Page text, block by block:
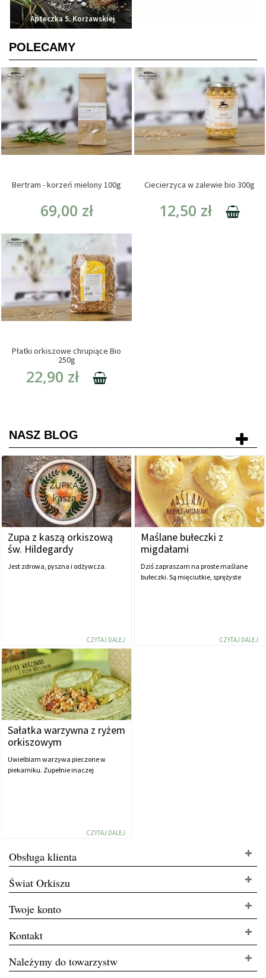
Apteczka S. Korżawskiej
POLECAMY
Bertram - korzeń mielony 100g
69,00 zł
Ciecierzyca w zalewie bio 300g
12,50 zł
Płatki orkiszowe chrupiące Bio
250g
22,90 zł
NASZ BLOG
Zupa z kaszą orkiszową
św. Hildegardy
Jest zdrowa, pyszna i odżywcza.
CZYTAJ DALEJ
Maślane bułeczki z
migdałami
Dziś zapraszam na proste maślane
bułeczki. Są mięciutkie, sprężyste
CZYTAJ DALEJ
Sałatka warzywna z ryżem
orkiszowym
Uwielbiam warzywa pieczone w
piekarniku. Zupełnie inaczej
CZYTAJ DALEJ
Obsługa klienta
Świat Orkiszu
Twoje konto
Kontakt
Należymy do towarzystw